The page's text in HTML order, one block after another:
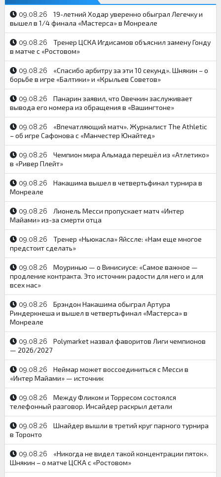
09.08.26
19-летний Ходар уверенно обыграл Легечку и
вышел в 1/4 финала «Мастерса» в Монреале
09.08.26
Тренер ЦСКА Игдисамов объяснил замену Гонду
в матче с «Ростовом»
09.08.26
«Спасибо арбитру за эти 10 секунд». Шнякин – о
борьбе в игре «Балтики» и «Крыльев Советов»
09.08.26
Панарин заявил, что Овечкин заслуживает
вывода его номера из обращения в «Вашингтоне»
09.08.26
«Впечатляющий матч». Журналист The Athletic
– об игре Сафонова с «Манчестер Юнайтед»
09.08.26
Чемпион мира Альмада перешёл из «Атлетико»
в «Ривер Плейт»
09.08.26
Накашима вышел в четвертьфинал турнира в
Монреале
09.08.26
Лионель Месси пропускает матч «Интер
Майами» из-за смерти отца
09.08.26
Тренер «Ньюкасла» Яйссле: «Нам еще многое
предстоит сделать»
09.08.26
Моуринью — о Винисиусе: «Самое важное —
продление контракта. Это источник радости для него и для
всех нас»
09.08.26
Брэндон Накашима обыграл Артура
Риндеркнеша и вышел в четвертьфинал «Мастерса» в
Монреале
09.08.26
Polymarket назвал фаворитов Лиги чемпионов
— 2026/2027
09.08.26
Неймар может воссоединиться с Месси в
«Интер Майами» — источник
09.08.26
Между Фликом и Торресом состоялся
телефонный разговор. Инсайдер раскрыл детали
09.08.26
Шнайдер вышли в третий круг парного турнира
в Торонто
09.08.26
«Никогда не видел такой концентрации пяток».
Шнякин – о матче ЦСКА с «Ростовом»